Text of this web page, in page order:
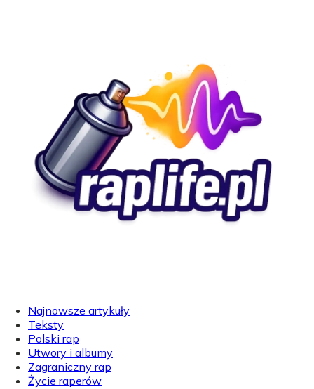
Najnowsze artykuły
Teksty
Polski rap
Utwory i albumy
Zagraniczny rap
Życie raperów